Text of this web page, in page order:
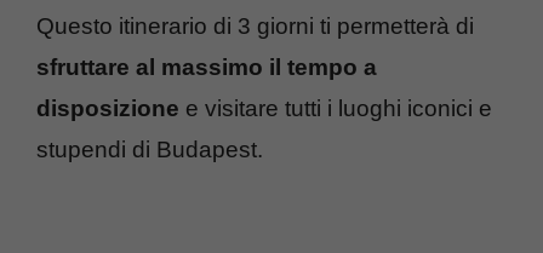
Questo itinerario di 3 giorni ti permetterà di
sfruttare al massimo il tempo a
disposizione e visitare tutti i luoghi iconici e
stupendi di Budapest.